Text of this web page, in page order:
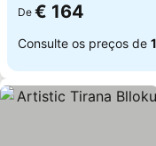
De € 164
Consulte os preços de